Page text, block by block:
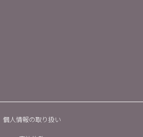
個人情報の取り扱い